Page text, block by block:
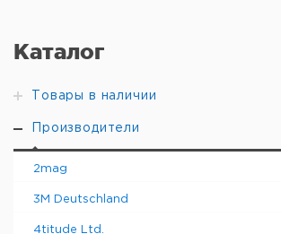
Каталог
Товары в наличии
Производители
2mag
3M Deutschland
4titude Ltd.